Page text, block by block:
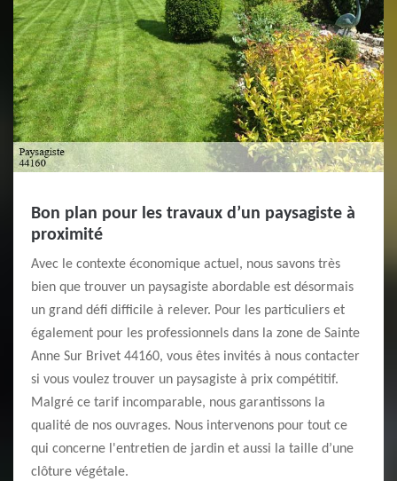
Bon plan pour les travaux d’un paysagiste à
proximité
Avec le contexte économique actuel, nous savons très
bien que trouver un paysagiste abordable est désormais
un grand défi difficile à relever. Pour les particuliers et
également pour les professionnels dans la zone de Sainte
Anne Sur Brivet 44160, vous êtes invités à nous contacter
si vous voulez trouver un paysagiste à prix compétitif.
Malgré ce tarif incomparable, nous garantissons la
qualité de nos ouvrages. Nous intervenons pour tout ce
qui concerne l'entretien de jardin et aussi la taille d’une
clôture végétale.